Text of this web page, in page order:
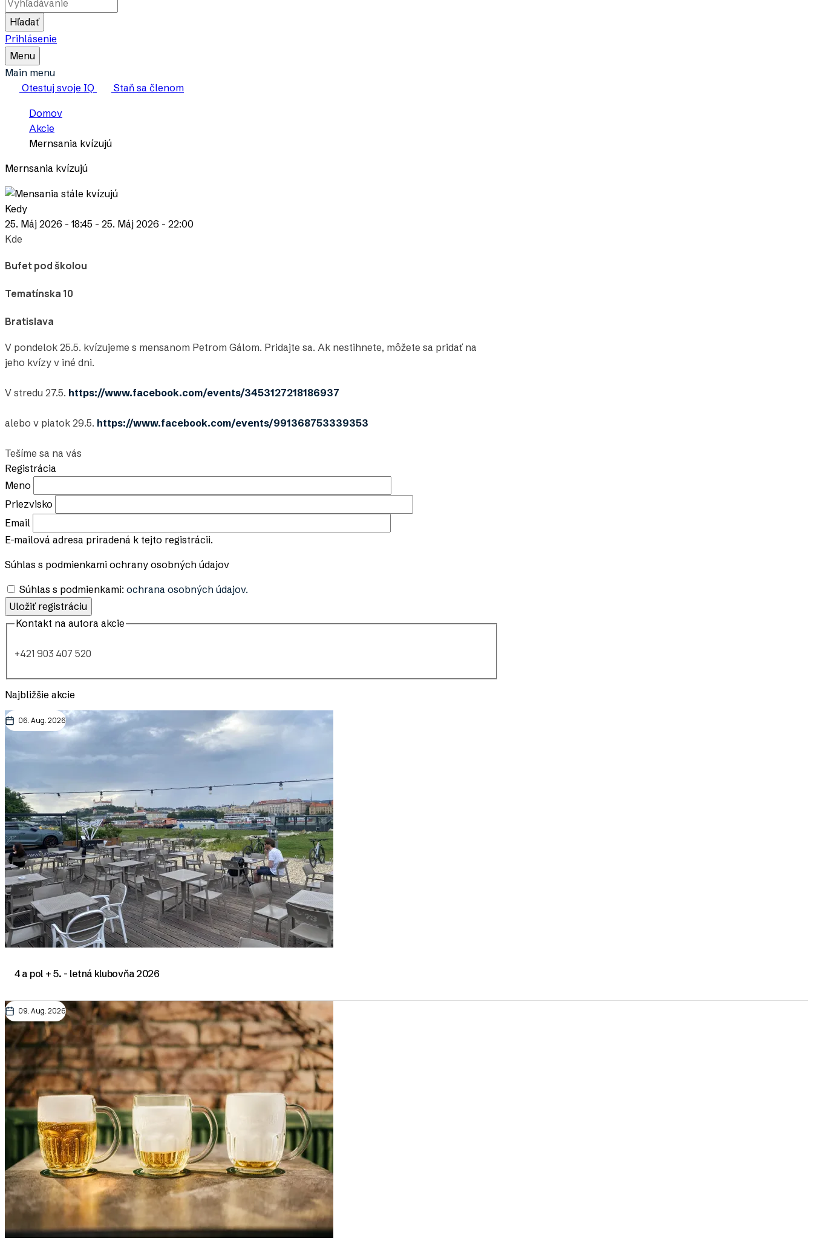
Prihlásenie
Toggle
Main
Menu
Menu
Main menu
Otestuj svoje IQ
Staň sa členom
Breadcrumb
Domov
Akcie
Mernsania kvízujú
Mernsania kvízujú
Kedy
25. Máj 2026 - 18:45 - 25. Máj 2026 - 22:00
Kde
Bufet pod školou
Tematínska 10
Bratislava
V pondelok 25.5. kvízujeme s mensanom Petrom Gálom. Pridajte sa. Ak nestihnete, môžete sa pridať na
jeho kvízy v iné dni.
V stredu 27.5. https://www.facebook.com/events/3453127218186937
alebo v piatok 29.5. https://www.facebook.com/events/991368753339353
Tešíme sa na vás
Registrácia
Meno
Priezvisko
Email
E-mailová adresa priradená k tejto registrácii.
Súhlas s podmienkami ochrany osobných údajov
Súhlas s podmienkami: ochrana osobných údajov.
Kontakt na autora akcie
+421 903 407 520
Najbližšie akcie
06. Aug. 2026
4 a pol + 5. - letná klubovňa 2026
09. Aug. 2026